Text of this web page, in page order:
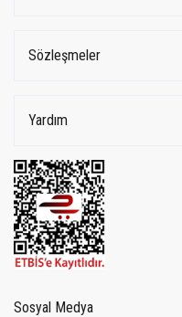
Sözleşmeler
Yardım
Sosyal Medya